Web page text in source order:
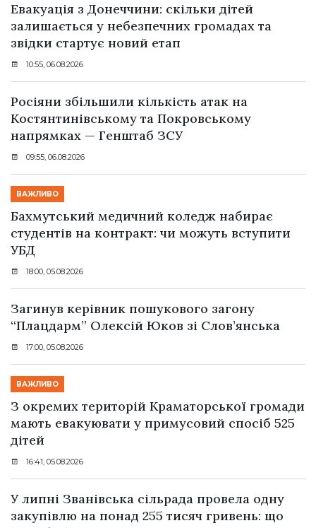
Евакуація з Донеччини: скільки дітей
залишається у небезпечних громадах та
звідки стартує новий етап
10:55, 06.08.2026
Росіяни збільшили кількість атак на
Костянтинівському та Покровському
напрямках — Генштаб ЗСУ
09:55, 06.08.2026
ВАЖЛИВО
Бахмутський медичний коледж набирає
студентів на контракт: чи можуть вступити
УБД
18:00, 05.08.2026
Загинув керівник пошукового загону
“Плацдарм” Олексій Юков зі Слов’янська
17:00, 05.08.2026
ВАЖЛИВО
З окремих територій Краматорської громади
мають евакуювати у примусовий спосіб 525
дітей
16:41, 05.08.2026
У липні Званівська сільрада провела одну
закупівлю на понад 255 тисяч гривень: що